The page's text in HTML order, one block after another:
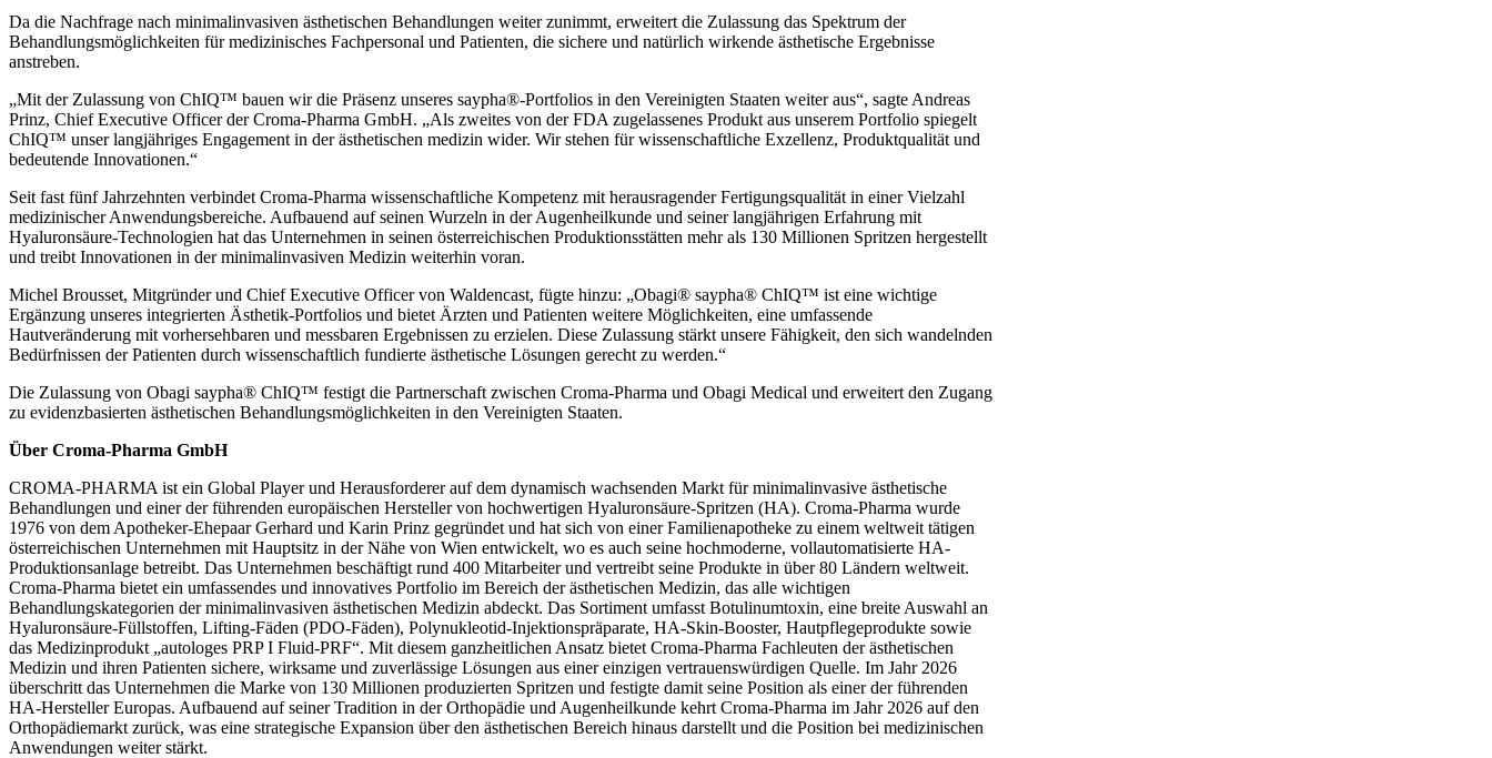
Da die Nachfrage nach minimalinvasiven ästhetischen Behandlungen weiter zunimmt, erweitert die Zulassung das Spektrum der
Behandlungsmöglichkeiten für medizinisches Fachpersonal und Patienten, die sichere und natürlich wirkende ästhetische Ergebnisse
anstreben.
„Mit der Zulassung von ChIQ™ bauen wir die Präsenz unseres saypha®-Portfolios in den Vereinigten Staaten weiter aus“, sagte Andreas
Prinz, Chief Executive Officer der Croma-Pharma GmbH. „Als zweites von der FDA zugelassenes Produkt aus unserem Portfolio spiegelt
ChIQ™ unser langjähriges Engagement in der ästhetischen medizin wider. Wir stehen für wissenschaftliche Exzellenz, Produktqualität und
bedeutende Innovationen.“
Seit fast fünf Jahrzehnten verbindet Croma-Pharma wissenschaftliche Kompetenz mit herausragender Fertigungsqualität in einer Vielzahl
medizinischer Anwendungsbereiche. Aufbauend auf seinen Wurzeln in der Augenheilkunde und seiner langjährigen Erfahrung mit
Hyaluronsäure-Technologien hat das Unternehmen in seinen österreichischen Produktionsstätten mehr als 130 Millionen Spritzen hergestellt
und treibt Innovationen in der minimalinvasiven Medizin weiterhin voran.
Michel Brousset, Mitgründer und Chief Executive Officer von Waldencast, fügte hinzu: „Obagi® saypha® ChIQ™ ist eine wichtige
Ergänzung unseres integrierten Ästhetik-Portfolios und bietet Ärzten und Patienten weitere Möglichkeiten, eine umfassende
Hautveränderung mit vorhersehbaren und messbaren Ergebnissen zu erzielen. Diese Zulassung stärkt unsere Fähigkeit, den sich wandelnden
Bedürfnissen der Patienten durch wissenschaftlich fundierte ästhetische Lösungen gerecht zu werden.“
Die Zulassung von Obagi saypha® ChIQ™ festigt die Partnerschaft zwischen Croma-Pharma und Obagi Medical und erweitert den Zugang
zu evidenzbasierten ästhetischen Behandlungsmöglichkeiten in den Vereinigten Staaten.
Über Croma-Pharma GmbH
CROMA-PHARMA ist ein Global Player und Herausforderer auf dem dynamisch wachsenden Markt für minimalinvasive ästhetische
Behandlungen und einer der führenden europäischen Hersteller von hochwertigen Hyaluronsäure-Spritzen (HA). Croma-Pharma wurde
1976 von dem Apotheker-Ehepaar Gerhard und Karin Prinz gegründet und hat sich von einer Familienapotheke zu einem weltweit tätigen
österreichischen Unternehmen mit Hauptsitz in der Nähe von Wien entwickelt, wo es auch seine hochmoderne, vollautomatisierte HA-
Produktionsanlage betreibt. Das Unternehmen beschäftigt rund 400 Mitarbeiter und vertreibt seine Produkte in über 80 Ländern weltweit.
Croma-Pharma bietet ein umfassendes und innovatives Portfolio im Bereich der ästhetischen Medizin, das alle wichtigen
Behandlungskategorien der minimalinvasiven ästhetischen Medizin abdeckt. Das Sortiment umfasst Botulinumtoxin, eine breite Auswahl an
Hyaluronsäure-Füllstoffen, Lifting-Fäden (PDO-Fäden), Polynukleotid-Injektionspräparate, HA-Skin-Booster, Hautpflegeprodukte sowie
das Medizinprodukt „autologes PRP I Fluid‑PRF“. Mit diesem ganzheitlichen Ansatz bietet Croma-Pharma Fachleuten der ästhetischen
Medizin und ihren Patienten sichere, wirksame und zuverlässige Lösungen aus einer einzigen vertrauenswürdigen Quelle. Im Jahr 2026
überschritt das Unternehmen die Marke von 130 Millionen produzierten Spritzen und festigte damit seine Position als einer der führenden
HA-Hersteller Europas. Aufbauend auf seiner Tradition in der Orthopädie und Augenheilkunde kehrt Croma-Pharma im Jahr 2026 auf den
Orthopädiemarkt zurück, was eine strategische Expansion über den ästhetischen Bereich hinaus darstellt und die Position bei medizinischen
Anwendungen weiter stärkt.